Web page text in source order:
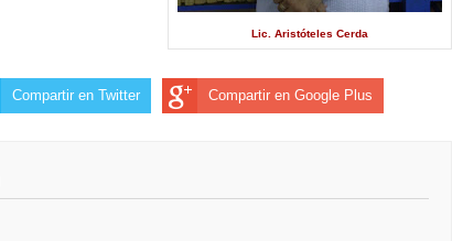
Lic. Aristóteles Cerda
Compartir en Twitter Compartir en Google Plus